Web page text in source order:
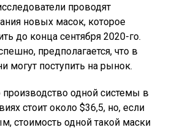
проводят
новых масок, которое
до конца сентября 2020-го.
предполагается, что в
могут поступить на рынок.
производство одной системы в
стоит около $36,5, но, если
стоимость одной такой маски